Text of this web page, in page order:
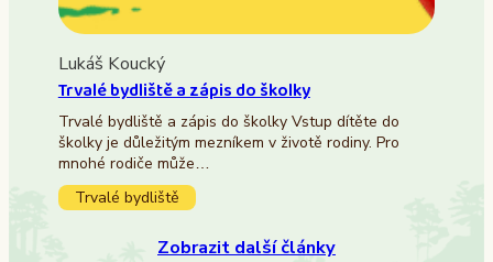
Lukáš Koucký
Trvalé bydliště a zápis do školky
Trvalé bydliště a zápis do školky Vstup dítěte do
školky je důležitým mezníkem v životě rodiny. Pro
mnohé rodiče může…
Trvalé bydliště
Zobrazit další články